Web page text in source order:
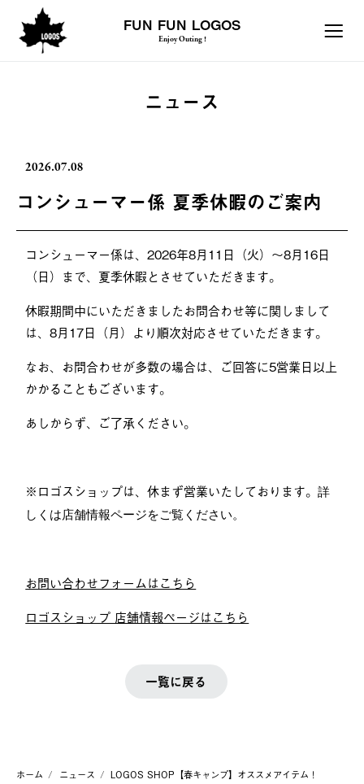
FUN FUN LOGOS
Enjoy Outing !
ニュース
2026.07.08
コンシューマー係 夏季休暇のご案内
コンシューマー係は、2026年8月11日（火）～8月16日
（日）まで、夏季休暇とさせていただきます。
休暇期間中にいただきましたお問合わせ等に関しまして
は、8月17日（月）より順次対応させていただきます。
なお、お問合わせが多数の場合は、ご回答に5営業日以上
かかることもございます。
あしからず、ご了承ください。
※ロゴスショップは、休まず営業いたしております。詳
しくは店舗情報ページをご覧ください。
お問い合わせフォームはこちら
ロゴスショップ 店舗情報ページはこちら
一覧に戻る
ホーム ニュース LOGOS SHOP【春キャンプ】オススメアイテム！